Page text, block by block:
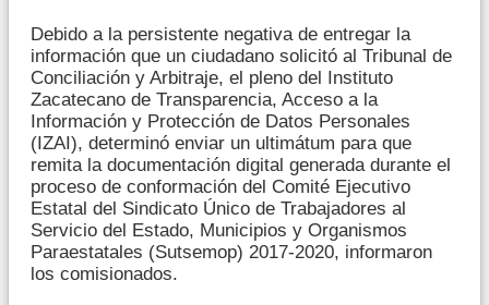
Debido a la persistente negativa de entregar la
información que un ciudadano solicitó al Tribunal de
Conciliación y Arbitraje, el pleno del Instituto
Zacatecano de Transparencia, Acceso a la
Información y Protección de Datos Personales
(IZAI), determinó enviar un ultimátum para que
remita la documentación digital generada durante el
proceso de conformación del Comité Ejecutivo
Estatal del Sindicato Único de Trabajadores al
Servicio del Estado, Municipios y Organismos
Paraestatales (Sutsemop) 2017-2020, informaron
los comisionados.